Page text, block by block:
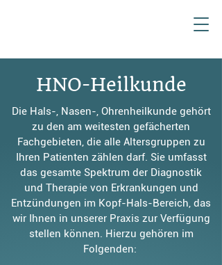
HNO-Heilkunde
Die Hals-, Nasen-, Ohrenheilkunde gehört
zu den am weitesten gefächerten
Fachgebieten, die alle Altersgruppen zu
Ihren Patienten zählen darf. Sie umfasst
das gesamte Spektrum der Diagnostik
und Therapie von Erkrankungen und
Entzündungen im Kopf-Hals-Bereich, das
wir Ihnen in unserer Praxis zur Verfügung
stellen können. Hierzu gehören im
Folgenden: